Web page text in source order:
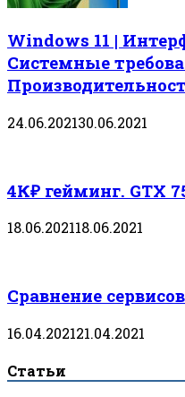
Windows 11 |
Системные
24.06.202130.06.2021
4К₽ гейминг. GTX
18.06.202118.06.2021
Сравнение
16.04.202121.04.2021
Статьи